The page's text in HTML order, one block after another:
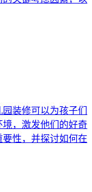
装修可以为孩子们
，激发他们的好奇
性，并探讨如何在